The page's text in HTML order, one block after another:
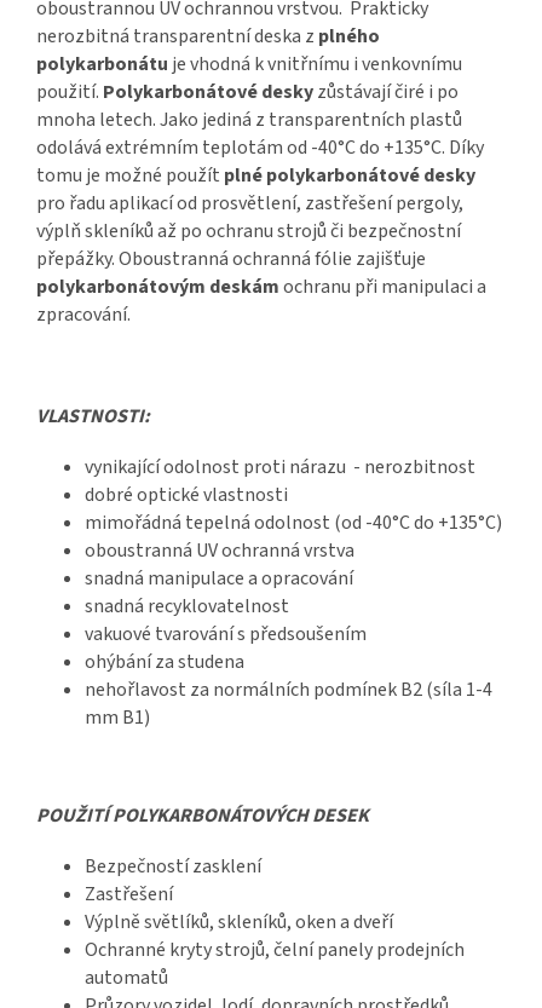
oboustrannou UV ochrannou vrstvou. Prakticky
nerozbitná transparentní deska z plného
polykarbonátu je vhodná k vnitřnímu i venkovnímu
použití. Polykarbonátové deskyzůstávají čiré i po
mnoha letech. Jako jediná z transparentních plastů
odolává extrémním teplotám od -40°C do +135°C. Díky
tomu je možné použít plné polykarbonátové desky
pro řadu aplikací od prosvětlení, zastřešení pergoly,
výplň skleníků až po ochranu strojů či bezpečnostní
přepážky. Oboustranná ochranná fólie zajišťuje
polykarbonátovým deskámochranu při manipulaci a
zpracování.
VLASTNOSTI:
vynikající odolnost proti nárazu - nerozbitnost
dobré optické vlastnosti
mimořádná tepelná odolnost (od -40°C do +135°C)
oboustranná UV ochranná vrstva
snadná manipulace a opracování
snadná recyklovatelnost
vakuové tvarování s předsoušením
ohýbání za studena
nehořlavost za normálních podmínek B2 (síla 1-4
mm B1)
POUŽITÍ POLYKARBONÁTOVÝCH DESEK
Bezpečností zasklení
Zastřešení
Výplně světlíků, skleníků, oken a dveří
Ochranné kryty strojů, čelní panely prodejních
automatů